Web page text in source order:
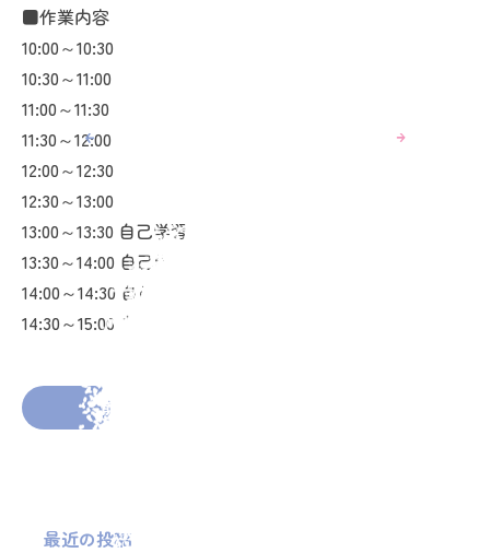
■作業内容
10:00～10:30
10:30～11:00
11:00～11:30
11:30～12:00
12:00～12:30
12:30～13:00
13:00～13:30 自己学習
13:30～14:00 自己学習
14:00～14:30 自己学習
14:30～15:00 自己学習
前の投稿へ
最近の投稿